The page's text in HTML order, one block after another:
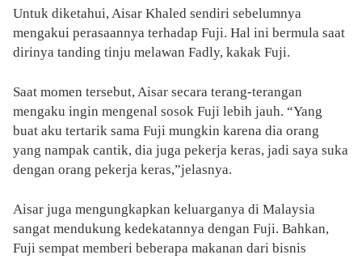
Untuk diketahui, Aisar Khaled sendiri sebelumnya
mengakui perasaannya terhadap Fuji. Hal ini bermula saat
dirinya tanding tinju melawan Fadly, kakak Fuji.
Saat momen tersebut, Aisar secara terang-terangan
mengaku ingin mengenal sosok Fuji lebih jauh. “Yang
buat aku tertarik sama Fuji mungkin karena dia orang
yang nampak cantik, dia juga pekerja keras, jadi saya suka
dengan orang pekerja keras,”jelasnya.
Aisar juga mengungkapkan keluarganya di Malaysia
sangat mendukung kedekatannya dengan Fuji. Bahkan,
Fuji sempat memberi beberapa makanan dari bisnis